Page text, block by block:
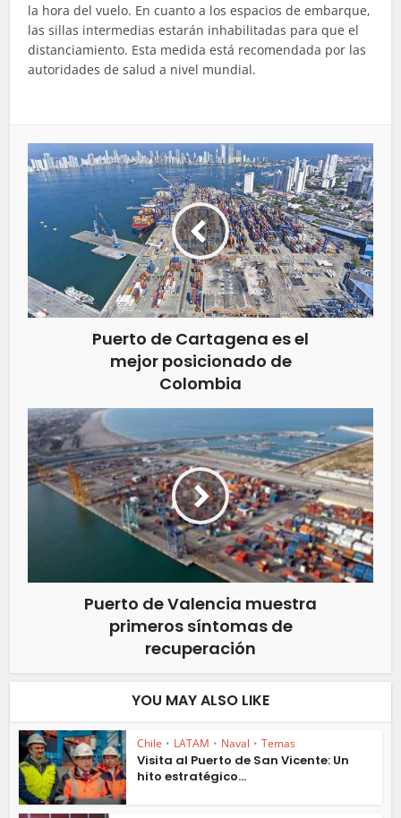
la hora del vuelo. En cuanto a los espacios de embarque,
las sillas intermedias estarán inhabilitadas para que el
distanciamiento. Esta medida está recomendada por las
autoridades de salud a nivel mundial.
Puerto de Cartagena es el
mejor posicionado de
Colombia
Puerto de Valencia muestra
primeros síntomas de
recuperación
YOU MAY ALSO LIKE
Chile • LATAM • Naval • Temas
Visita al Puerto de San Vicente: Un
hito estratégico...